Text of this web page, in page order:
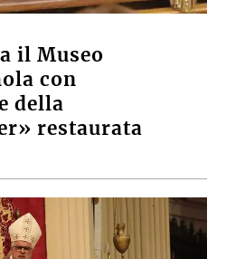
il Museo
con
della
restaurata